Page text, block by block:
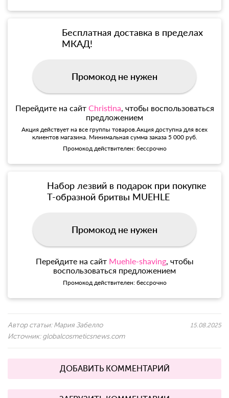
Бесплатная доставка в пределах
МКАД!
Промокод не нужен
Перейдите на сайт Christina, чтобы воспользоваться
предложением
Акция действует на все группы товаров.Акция доступна для всех
клиентов магазина. Минимальная сумма заказа 5 000 руб.
Промокод действителен: бессрочно
Набор лезвий в подарок при покупке
Т-образной бритвы MUEHLE
Промокод не нужен
Перейдите на сайт Muehle-shaving, чтобы
воспользоваться предложением
Промокод действителен: бессрочно
Автор статьи: Мария Забелло
Источник: globalcosmeticsnews.com
15.08.2025
ДОБАВИТЬ КОММЕНТАРИЙ